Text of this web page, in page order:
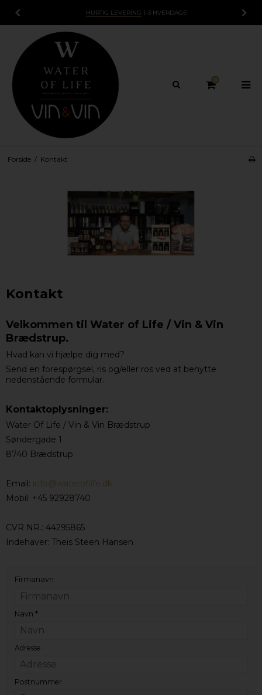
HURTIG LEVERING 1-3 HVERDAGE
0
Forside / Kontakt
Kontakt
Velkommen til Water of Life / Vin & Vin
Brædstrup.
Hvad kan vi hjælpe dig med?
Send en forespørgsel, ris og/eller ros ved at benytte
nedenstående formular.
Kontaktoplysninger:
Water Of Life / Vin & Vin Brædstrup
Søndergade 1
8740 Brædstrup
Email: info@wateroflife.dk
Mobil: +45 92928740
CVR NR.: 44295865
Indehaver: Theis Steen Hansen
Firmanavn
Navn *
Adresse
Postnummer